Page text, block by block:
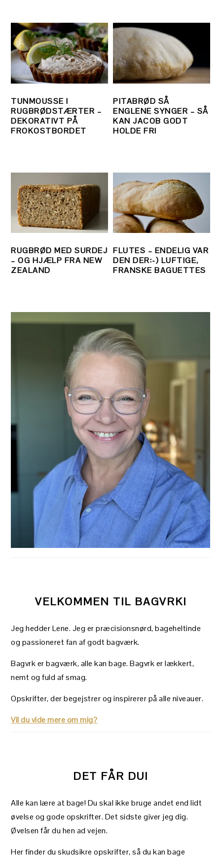
TUNMOUSSE I
RUGBRØDSTÆRTER –
DEKORATIVT PÅ
FROKOSTBORDET
PITABRØD SÅ
ENGLENE SYNGER – SÅ
KAN JACOB GODT
HOLDE FRI
RUGBRØD MED SURDEJ
– OG HJÆLP FRA NEW
ZEALAND
FLUTES – ENDELIG VAR
DEN DER:-) LUFTIGE,
FRANSKE BAGUETTES
PRIMÆR
VELKOMMEN TIL BAGVRK!
Jeg hedder Lene. Jeg er præcisionsnørd, bageheltinde
og passioneret fan af godt bagværk.
Bagvrk er bagværk, alle kan bage. Bagvrk er lækkert,
nemt og fuld af smag.
Opskrifter, der begejstrer og inspirerer på alle niveauer.
Vil du vide mere om mig?
DET FÅR DU!
Alle kan lære at bage! Du skal ikke bruge andet end lidt
øvelse og gode opskrifter. Det sidste giver jeg dig.
Øvelsen får du hen ad vejen.
Her finder du skudsikre opskrifter, så du kan bage